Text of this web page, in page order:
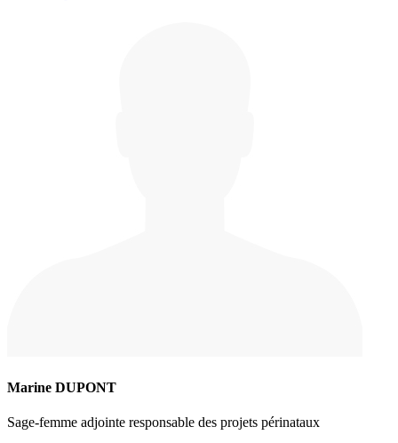
Marine DUPONT
Sage-femme adjointe responsable des projets périnataux